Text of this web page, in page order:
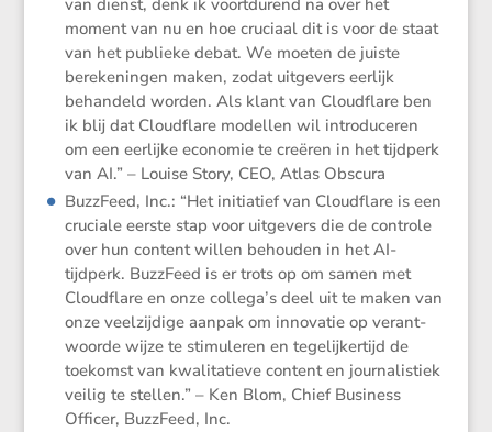
van dienst, denk ik voort­du­rend na over het
moment van nu en hoe cruciaal dit is voor de staat
van het publieke debat. We moeten de juiste
bereke­ningen maken, zodat uitge­vers eerlijk
behan­deld worden. Als klant van Cloud­flare ben
ik blij dat Cloud­flare modellen wil intro­du­ceren
om een eerlijke economie te creëren in het tijdperk
van AI.” – Louise Story, CEO, Atlas Obscura
BuzzFeed, Inc.: “Het initi­a­tief van Cloud­flare is een
cruciale eerste stap voor uitge­vers die de controle
over hun content willen behouden in het AI-
tijdperk. BuzzFeed is er trots op om samen met
Cloud­flare en onze collega’s deel uit te maken van
onze veelzij­dige aanpak om innovatie op verant­
woorde wijze te stimu­leren en tegelij­ker­tijd de
toekomst van kwali­ta­tieve content en journa­lis­tiek
veilig te stellen.” – Ken Blom, Chief Business
Officer, BuzzFeed, Inc.